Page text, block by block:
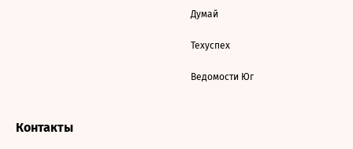
Думай
Техуспех
Ведомости Юг
Контакты